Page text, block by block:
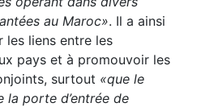
au Maroc». Il a ainsi
les liens entre les
pays et à promouvoir les
surtout «que le
la porte d’entrée de